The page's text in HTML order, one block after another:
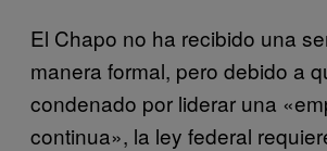
El Chapo no ha recibido una
manera formal, pero debido a
condenado por liderar una
continua», la ley federal